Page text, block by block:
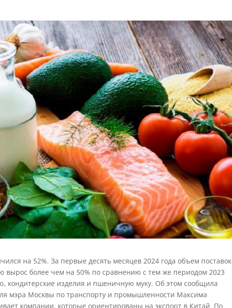
на 52%. За первые десять месяцев 2024 года объем поставок
вырос более чем на 50% по сравнению с тем же периодом 2023
кондитерские изделия и пшеничную муку. Об этом сообщила
мэра Москвы по транспорту и промышленности Максима
компании, которые ориентированы на экспорт в Китай. По